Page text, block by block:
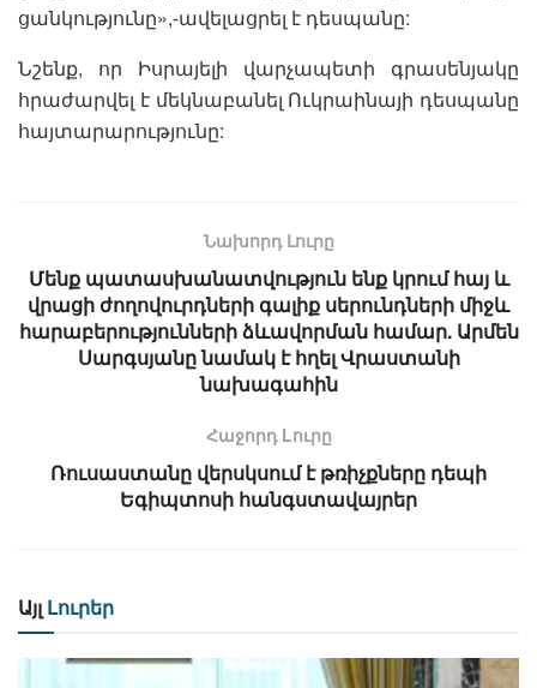
ցանկությունը»,-ավելացրել է դեսպանը:
Նշենք, որ Իսրայելի վարչապետի գրասենյակը
հրաժարվել է մեկնաբանել Ուկրաինայի դեսպանը
հայտարարությունը:
Նախորդ Լուրը
Մենք պատասխանատվություն ենք կրում հայ և
վրացի ժողովուրդների գալիք սերունդների միջև
հարաբերությունների ձևավորման համար. Արմեն
Սարգսյանը նամակ է հղել Վրաստանի
նախագահին
Հաջորդ Lուրը
Ռուսաստանը վերսկսում է թռիչքները դեպի
Եգիպտոսի հանգստավայրեր
Այլ Լուրեր